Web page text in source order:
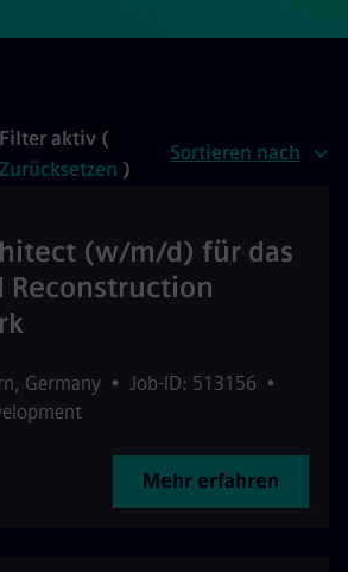
Filter aktiv (
Zurücksetzen )
Sortieren nach
(w/m/d) für das
Reconstruction
, Germany • Job-ID: 513156 •
Mehr erfahren